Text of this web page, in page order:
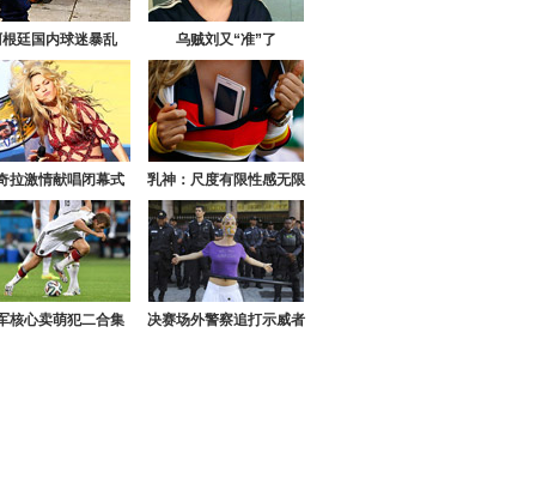
廷国内球迷暴乱 乌贼刘又“准”了
拉激情献唱闭幕式 乳神：尺度有限性感无限
核心卖萌犯二合集 决赛场外警察追打示威者